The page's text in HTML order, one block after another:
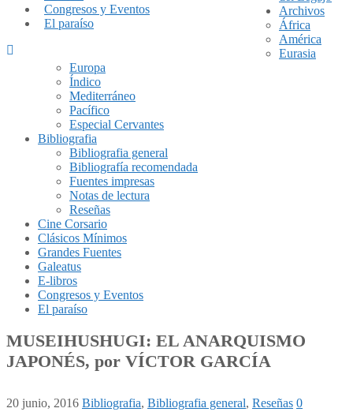
Congresos y Eventos
El paraíso
Archivos
África
América
Eurasia
Europa
Índico
Mediterráneo
Pacífico
Especial Cervantes
Bibliografia
Bibliografia general
Bibliografía recomendada
Fuentes impresas
Notas de lectura
Reseñas
Cine Corsario
Clásicos Mínimos
Grandes Fuentes
Galeatus
E-libros
Congresos y Eventos
El paraíso
MUSEIHUSHUGI: EL ANARQUISMO
JAPONÉS, por VÍCTOR GARCÍA
20 junio, 2016 Bibliografia, Bibliografia general, Reseñas 0